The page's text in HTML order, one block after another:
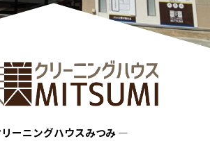
ーニングハウスみつみ ―